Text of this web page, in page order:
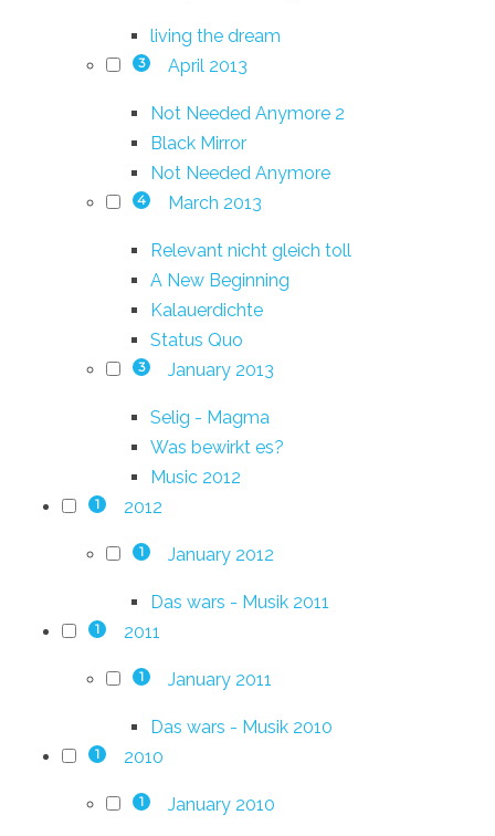
living the dream
3 April 2013
Not Needed Anymore 2
Black Mirror
Not Needed Anymore
4 March 2013
Relevant nicht gleich toll
A New Beginning
Kalauerdichte
Status Quo
3 January 2013
Selig - Magma
Was bewirkt es?
Music 2012
1 2012
1 January 2012
Das wars - Musik 2011
1 2011
1 January 2011
Das wars - Musik 2010
1 2010
1 January 2010